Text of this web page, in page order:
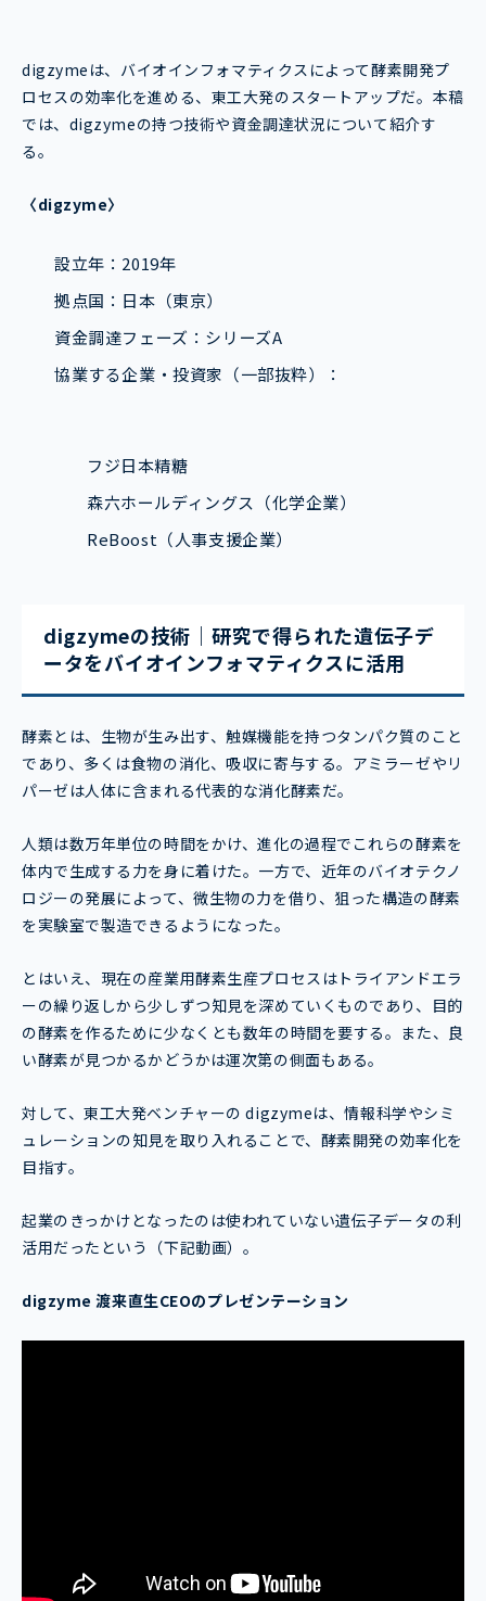
digzymeは、バイオインフォマティクスによって酵素開発プ
ロセスの効率化を進める、東工大発のスタートアップだ。本稿
では、digzymeの持つ技術や資金調達状況について紹介す
る。
〈digzyme〉
設立年：2019年
拠点国：日本（東京）
資金調達フェーズ：シリーズA
協業する企業・投資家（一部抜粋）：
フジ日本精糖
森六ホールディングス（化学企業）
ReBoost（人事支援企業）
digzymeの技術｜研究で得られた遺伝子デ
ータをバイオインフォマティクスに活用
酵素とは、生物が生み出す、触媒機能を持つタンパク質のこと
であり、多くは食物の消化、吸収に寄与する。アミラーゼやリ
パーゼは人体に含まれる代表的な消化酵素だ。
人類は数万年単位の時間をかけ、進化の過程でこれらの酵素を
体内で生成する力を身に着けた。一方で、近年のバイオテクノ
ロジーの発展によって、微生物の力を借り、狙った構造の酵素
を実験室で製造できるようになった。
とはいえ、現在の産業用酵素生産プロセスはトライアンドエラ
ーの繰り返しから少しずつ知見を深めていくものであり、目的
の酵素を作るために少なくとも数年の時間を要する。また、良
い酵素が見つかるかどうかは運次第の側面もある。
対して、東工大発ベンチャーの digzymeは、情報科学やシミ
ュレーションの知見を取り入れることで、酵素開発の効率化を
目指す。
起業のきっかけとなったのは使われていない遺伝子データの利
活用だったという（下記動画）。
digzyme 渡来直生CEOのプレゼンテーション